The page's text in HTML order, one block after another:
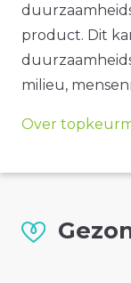
product. Dit
milieu,
Over